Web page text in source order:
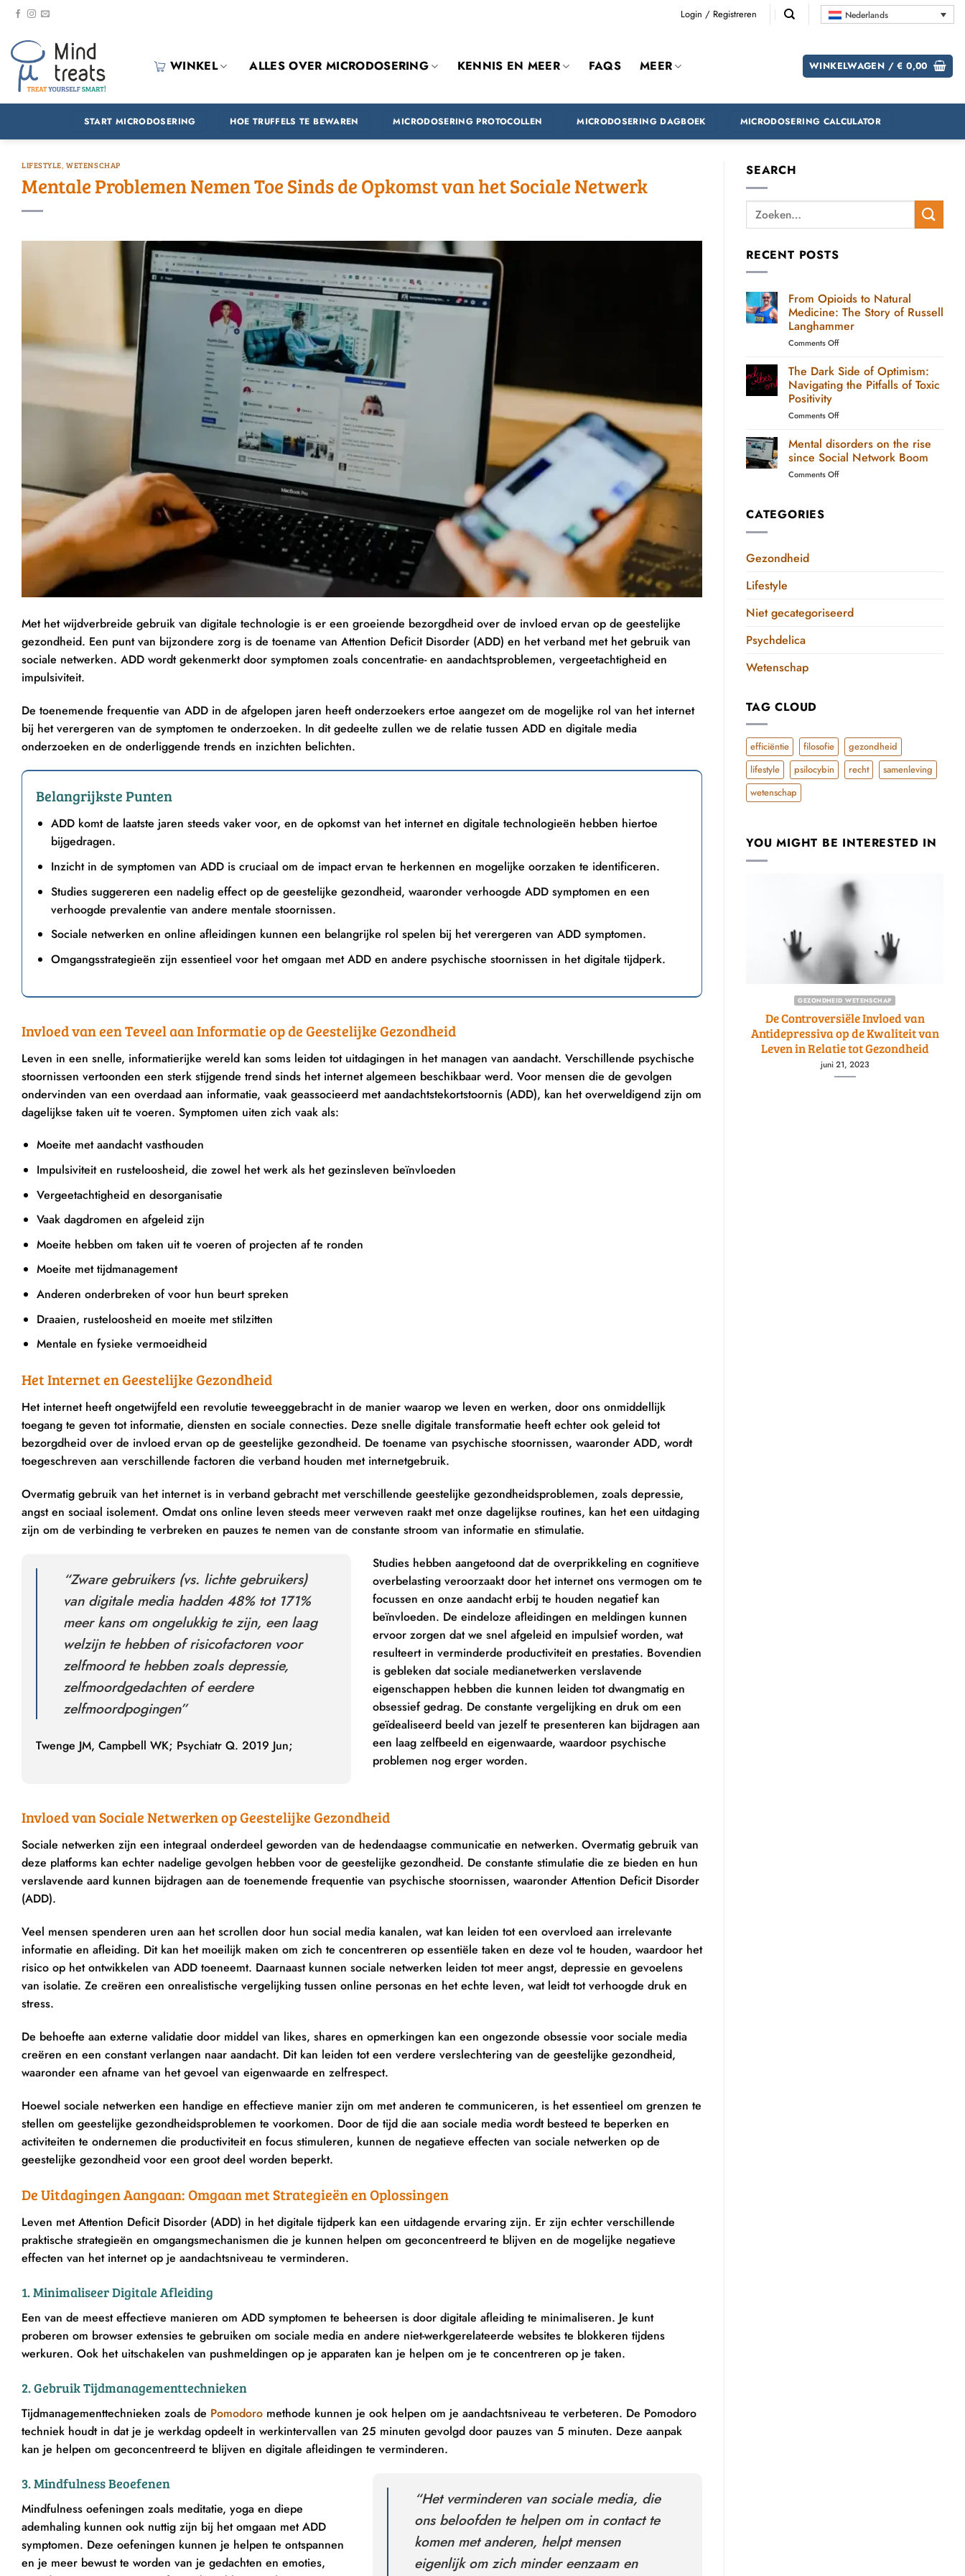
inhoud
Login / Registreren Nederlands
WINKEL ALLES OVER MICRODOSERING KENNIS EN MEER FAQS MEER WINKELWAGEN /€ 0,00
START MICRODOSERING HOE TRUFFELS TE BEWAREN MICRODOSERING PROTOCOLLEN MICRODOSERING DAGBOEK MICRODOSERING CALCULATOR
LIFESTYLE,WETENSCHAP
Mentale Problemen Nemen Toe Sinds de Opkomst van het Sociale Netwerk
Met het wijdverbreide gebruik van digitale technologie is er een groeiende bezorgdheid over de invloed ervan op de geestelijke
gezondheid. Een punt van bijzondere zorg is de toename van Attention Deficit Disorder (ADD) en het verband met het gebruik van
sociale netwerken. ADD wordt gekenmerkt door symptomen zoals concentratie- en aandachtsproblemen, vergeetachtigheid en
impulsiviteit.
De toenemende frequentie van ADD in de afgelopen jaren heeft onderzoekers ertoe aangezet om de mogelijke rol van het internet
bij het verergeren van de symptomen te onderzoeken. In dit gedeelte zullen we de relatie tussen ADD en digitale media
onderzoeken en de onderliggende trends en inzichten belichten.
Belangrijkste Punten
ADD komt de laatste jaren steeds vaker voor, en de opkomst van het internet en digitale technologieën hebben hiertoe
bijgedragen.
Inzicht in de symptomen van ADD is cruciaal om de impact ervan te herkennen en mogelijke oorzaken te identificeren.
Studies suggereren een nadelig effect op de geestelijke gezondheid, waaronder verhoogde ADD symptomen en een
verhoogde prevalentie van andere mentale stoornissen.
Sociale netwerken en online afleidingen kunnen een belangrijke rol spelen bij het verergeren van ADD symptomen.
Omgangsstrategieën zijn essentieel voor het omgaan met ADD en andere psychische stoornissen in het digitale tijdperk.
Invloed van een Teveel aan Informatie op de Geestelijke Gezondheid
Leven in een snelle, informatierijke wereld kan soms leiden tot uitdagingen in het managen van aandacht. Verschillende psychische
stoornissen vertoonden een sterk stijgende trend sinds het internet algemeen beschikbaar werd. Voor mensen die de gevolgen
ondervinden van een overdaad aan informatie, vaak geassocieerd met aandachtstekortstoornis (ADD), kan het overweldigend zijn om
dagelijkse taken uit te voeren. Symptomen uiten zich vaak als:
Moeite met aandacht vasthouden
Impulsiviteit en rusteloosheid, die zowel het werk als het gezinsleven beïnvloeden
Vergeetachtigheid en desorganisatie
Vaak dagdromen en afgeleid zijn
Moeite hebben om taken uit te voeren of projecten af te ronden
Moeite met tijdmanagement
Anderen onderbreken of voor hun beurt spreken
Draaien, rusteloosheid en moeite met stilzitten
Mentale en fysieke vermoeidheid
Het Internet en Geestelijke Gezondheid
Het internet heeft ongetwijfeld een revolutie teweeggebracht in de manier waarop we leven en werken, door ons onmiddellijk
toegang te geven tot informatie, diensten en sociale connecties. Deze snelle digitale transformatie heeft echter ook geleid tot
bezorgdheid over de invloed ervan op de geestelijke gezondheid. De toename van psychische stoornissen, waaronder ADD, wordt
toegeschreven aan verschillende factoren die verband houden met internetgebruik.
Overmatig gebruik van het internet is in verband gebracht met verschillende geestelijke gezondheidsproblemen, zoals depressie,
angst en sociaal isolement. Omdat ons online leven steeds meer verweven raakt met onze dagelijkse routines, kan het een uitdaging
zijn om de verbinding te verbreken en pauzes te nemen van de constante stroom van informatie en stimulatie.
“Zware gebruikers (vs. lichte gebruikers)
van digitale media hadden 48% tot 171%
meer kans om ongelukkig te zijn, een laag
welzijn te hebben of risicofactoren voor
zelfmoord te hebben zoals depressie,
zelfmoordgedachten of eerdere
zelfmoordpogingen”
Twenge JM, Campbell WK; Psychiatr Q. 2019 Jun;
Studies hebben aangetoond dat de overprikkeling en cognitieve
overbelasting veroorzaakt door het internet ons vermogen om te
focussen en onze aandacht erbij te houden negatief kan
beïnvloeden. De eindeloze afleidingen en meldingen kunnen
ervoor zorgen dat we snel afgeleid en impulsief worden, wat
resulteert in verminderde productiviteit en prestaties. Bovendien
is gebleken dat sociale medianetwerken verslavende
eigenschappen hebben die kunnen leiden tot dwangmatig en
obsessief gedrag. De constante vergelijking en druk om een
geïdealiseerd beeld van jezelf te presenteren kan bijdragen aan
een laag zelfbeeld en eigenwaarde, waardoor psychische
problemen nog erger worden.
Invloed van Sociale Netwerken op Geestelijke Gezondheid
Sociale netwerken zijn een integraal onderdeel geworden van de hedendaagse communicatie en netwerken. Overmatig gebruik van
deze platforms kan echter nadelige gevolgen hebben voor de geestelijke gezondheid. De constante stimulatie die ze bieden en hun
verslavende aard kunnen bijdragen aan de toenemende frequentie van psychische stoornissen, waaronder Attention Deficit Disorder
(ADD).
Veel mensen spenderen uren aan het scrollen door hun social media kanalen, wat kan leiden tot een overvloed aan irrelevante
informatie en afleiding. Dit kan het moeilijk maken om zich te concentreren op essentiële taken en deze vol te houden, waardoor het
risico op het ontwikkelen van ADD toeneemt. Daarnaast kunnen sociale netwerken leiden tot meer angst, depressie en gevoelens
van isolatie. Ze creëren een onrealistische vergelijking tussen online personas en het echte leven, wat leidt tot verhoogde druk en
stress.
De behoefte aan externe validatie door middel van likes, shares en opmerkingen kan een ongezonde obsessie voor sociale media
creëren en een constant verlangen naar aandacht. Dit kan leiden tot een verdere verslechtering van de geestelijke gezondheid,
waaronder een afname van het gevoel van eigenwaarde en zelfrespect.
Hoewel sociale netwerken een handige en effectieve manier zijn om met anderen te communiceren, is het essentieel om grenzen te
stellen om geestelijke gezondheidsproblemen te voorkomen. Door de tijd die aan sociale media wordt besteed te beperken en
activiteiten te ondernemen die productiviteit en focus stimuleren, kunnen de negatieve effecten van sociale netwerken op de
geestelijke gezondheid voor een groot deel worden beperkt.
De Uitdagingen Aangaan: Omgaan met Strategieën en Oplossingen
Leven met Attention Deficit Disorder (ADD) in het digitale tijdperk kan een uitdagende ervaring zijn. Er zijn echter verschillende
praktische strategieën en omgangsmechanismen die je kunnen helpen om geconcentreerd te blijven en de mogelijke negatieve
effecten van het internet op je aandachtsniveau te verminderen.
1. Minimaliseer Digitale Afleiding
Een van de meest effectieve manieren om ADD symptomen te beheersen is door digitale afleiding te minimaliseren. Je kunt
proberen om browser extensies te gebruiken om sociale media en andere niet-werkgerelateerde websites te blokkeren tijdens
werkuren. Ook het uitschakelen van pushmeldingen op je apparaten kan je helpen om je te concentreren op je taken.
2. Gebruik Tijdmanagementtechnieken
Tijdmanagementtechnieken zoals de Pomodoro methode kunnen je ook helpen om je aandachtsniveau te verbeteren. De Pomodoro
techniek houdt in dat je je werkdag opdeelt in werkintervallen van 25 minuten gevolgd door pauzes van 5 minuten. Deze aanpak
kan je helpen om geconcentreerd te blijven en digitale afleidingen te verminderen.
3. Mindfulness Beoefenen
Mindfulness oefeningen zoals meditatie, yoga en diepe
ademhaling kunnen ook nuttig zijn bij het omgaan met ADD
symptomen. Deze oefeningen kunnen je helpen te ontspannen
en je meer bewust te worden van je gedachten en emoties,
“Het verminderen van sociale media, die
ons beloofden te helpen om in contact te
komen met anderen, helpt mensen
eigenlijk om zich minder eenzaam en
SEARCH
RECENT POSTS
From Opioids to Natural
Medicine: The Story of Russell
Langhammer
Comments Offon
Opioids
to
Natural
The
of
Russell
Langhammer
The Dark Side of Optimism:
Navigating the Pitfalls of Toxic
Positivity
Comments Offon
Side
of
Optimism:
Mental disorders on the rise
since Social Network Boom
Comments Offon
CATEGORIES
Gezondheid
Lifestyle
Niet gecategoriseerd
Psychdelica
Wetenschap
TAG CLOUD
efficiëntie filosofie
gezondheid
lifestyle
psilocybin recht
samenleving
wetenschap
YOU MIGHT BE INTERESTED IN
GEZONDHEID WETENSCHAP
De Controversiële Invloed van
Antidepressiva op de Kwaliteit van
Leven in Relatie tot Gezondheid
juni 21, 2023
de
PTSS nu beschikbaar in Australië
Modern Leven
oktober 27, 2023